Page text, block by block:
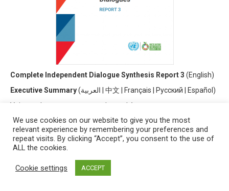
Complete Independent Dialogue Synthesis Report 3 (English)
Executive Summary(العربية 中文 Français Русский
Español)
V oir tous les autres rapports de synthèse
We use cookies on our website to give you the most
relevant experience by remembering your preferences and
repeat visits. By clicking “Accept”, you consent to the use of
ALL the cookies.
Cookie settings ACCEPT